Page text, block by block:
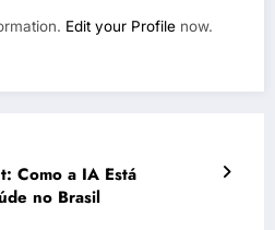
Edit your Profile now.
Como a IA Está
no Brasil